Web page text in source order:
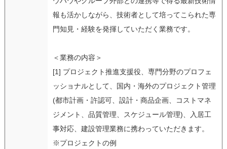
報も活かしながら、技術者として培ってこられた専
門知見・経験を発揮していただく業務です。
＜業務の内容＞
[1] プロジェクト推進支援役、専門分野のプロフェ
ッショナルとして、国内・海外のプロジェクト管理
(都市計画・許認可、設計・商品企画、コストマネ
ジメント、品質管理、スケジュール管理)、入居工
事対応、建設管理業務に携わっていただきます。
※プロジェクトの例